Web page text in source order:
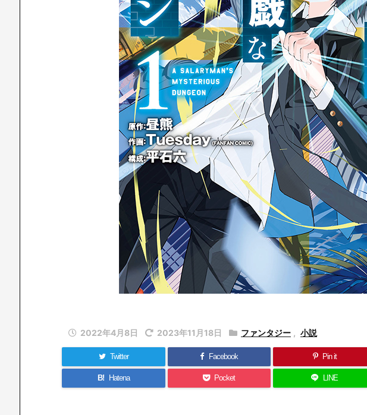
2022年4月8日 2023年11月18日 ファンタジー , 小説
Twitter Facebook Pin it
B! Hatena Pocket LINE